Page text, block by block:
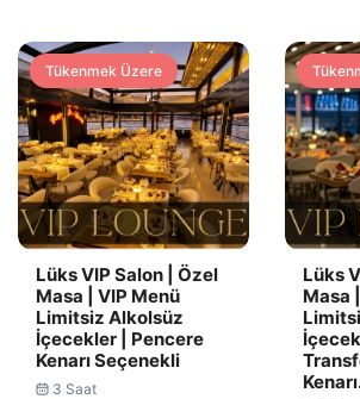
Tükenmek Üzere
Lüks VIP Salon | Özel
Masa | VIP Menü
Limitsiz Alkolsüz
İçecekler | Pencere
Kenarı Seçenekli
3 Saat
Lüks
Masa